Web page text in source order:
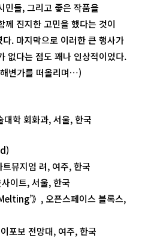
민들, 그리고 좋은 작품을
께 진지한 고민을 했다는 것이
. 마지막으로 이러한 큰 행사가
없다는 점도 꽤나 인상적이었다.
변가를 떠올리며…)
학 회화과, 서울, 한국
뮤지엄 려, 여주, 한국
이트, 서울, 한국
》, 오픈스페이스 블록스,
포보 전망대, 여주, 한국